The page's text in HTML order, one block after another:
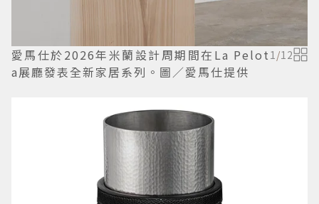
愛馬仕於2026年米蘭設計周期間在La Pelot
a展廳發表全新家居系列。圖／愛馬仕提供
1 /12